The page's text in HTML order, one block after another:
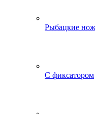
Рыбацкие
С фиксатором